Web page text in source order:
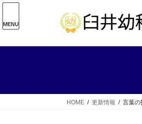
コ
テ
ナ
ゲ
HOME 更新情報 言葉の
MENU